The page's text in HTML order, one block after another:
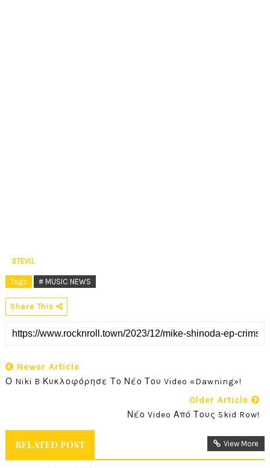
STEVIL
Tags # MUSIC NEWS
Share This
Newer Article
Ο Niki B Κυκλοφόρησε Το Νέο Του Video «Dawning»!
Older Article
Νέο Video Από Τους Skid Row!
RELATED POST View More